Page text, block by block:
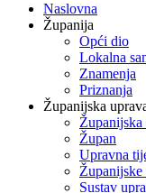
Naslovna
Županija
Opći dio
Lokalna
Znamenja
Priznanja
Županijska
Županijska
Župan
Upravna
Županijske
Sustav